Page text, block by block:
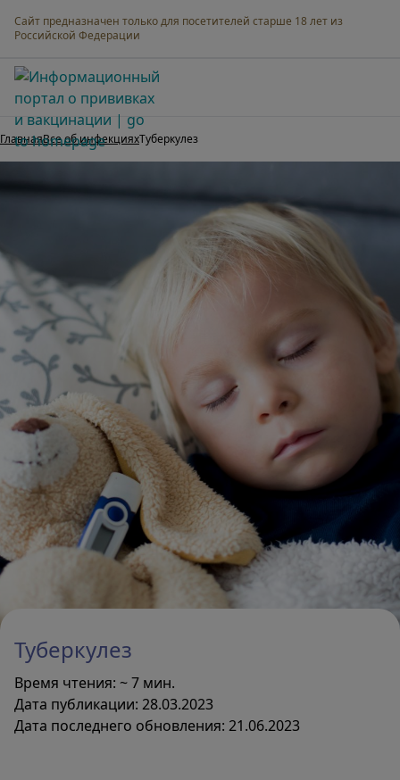
Сайт предназначен только для посетителей старше 18 лет из
Российской Федерации
Мама о прививках
Вакцинация от А до Я
Календарь прививок
Прививки детям и взрослым
Найти клинику
Памятки и листовки
Поиск
ГлавнаяВсе об инфекцияхТуберкулез
Туберкулез
Время чтения: ~ 7 мин.
Дата публикации: 28.03.2023
Дата последнего обновления: 21.06.2023